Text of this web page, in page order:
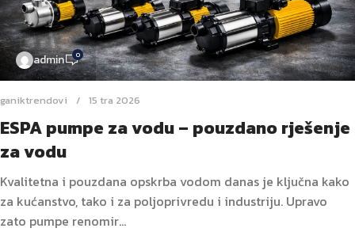
admin 0
ganiktrendovi 15 tra 2026
ESPA pumpe za vodu – pouzdano rješenje
za vodu
Kvalitetna i pouzdana opskrba vodom danas je ključna kako
za kućanstvo, tako i za poljoprivredu i industriju. Upravo
zato pumpe renomir...